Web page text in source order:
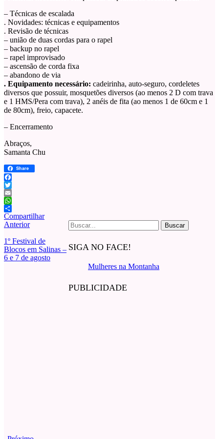
– Técnicas de escalada
. Novidades: técnicas e equipamentos
. Revisão de técnicas
– união de duas cordas para o rapel
– backup no rapel
– rapel improvisado
– ascensão de corda fixa
– abandono de via
. Equipamento necessário: cadeirinha, auto-seguro, cordeletes
diversos que possuir, mosquetões diversos (ao menos 2 D com trava
e 1 HMS/Pera com trava), 2 anéis de fita (ao menos 1 de 60cm e 1
de 80cm), freio, capacete.
– Encerramento
Abraços,
Samanta Chu
Share
Facebook
Twitter
Email
WhatsApp
Compartilhar
Buscar
por:
SIGA NO FACE!
Mulheres na Montanha
PUBLICIDADE
Anterior
1º Festival de
Blocos em Salinas –
6 e 7 de agosto